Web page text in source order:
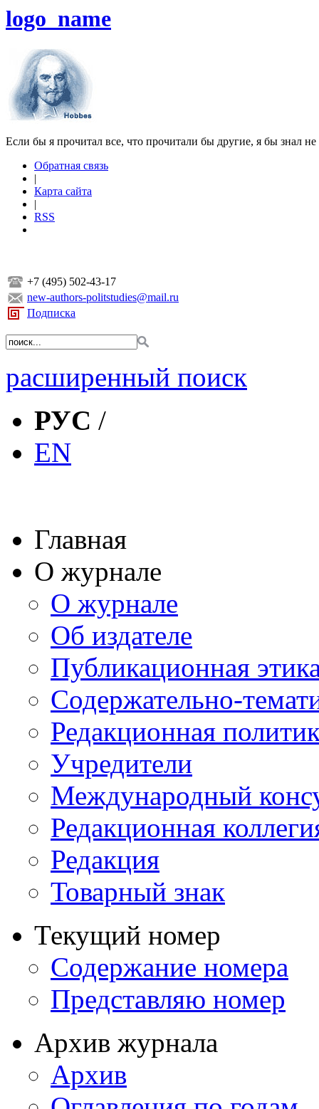
logo_name
Если бы я прочитал все, что прочитали бы другие, я бы знал
Обратная связь
|
Карта сайта
|
RSS
+7 (495) 502-43-17
new-authors-politstudies@mail.ru
Подписка
расширенный поиск
РУС /
EN
Главная
О журнале
О журнале
Об издателе
Публикационная
Содержательно-
Редакционная
Учредители
Международный
Редакционная
Редакция
Товарный знак
Текущий номер
Содержание номера
Представляю номер
Архив журнала
Архив